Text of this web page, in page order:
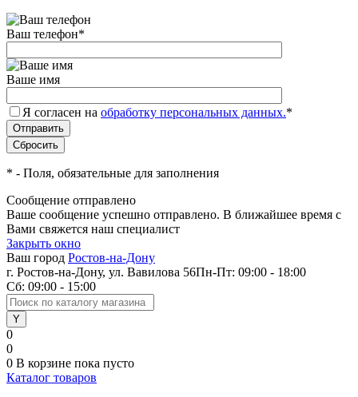
Ваш телефон*
Ваше имя
Я согласен на обработку персональных данных.*
* - Поля, обязательные для заполнения
Сообщение отправлено
Ваше сообщение успешно отправлено. В ближайшее время с
Вами свяжется наш специалист
Закрыть окно
Ваш город Ростов-на-Дону
г. Ростов-на-Дону, ул. Вавилова 56Пн-Пт: 09:00 - 18:00
Сб: 09:00 - 15:00
0
0
0 В корзине пока пусто
Каталог товаров